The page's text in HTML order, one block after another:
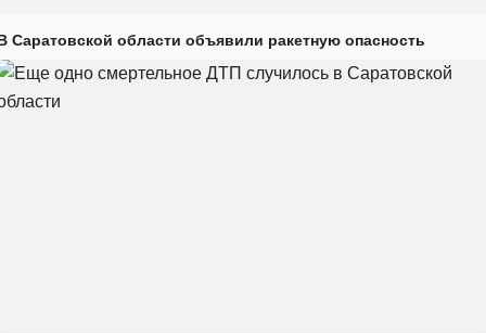
Саратовской области объявили ракетную опасность